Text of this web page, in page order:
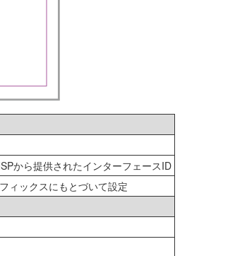
から提供されたインターフェースID
ィックスにもとづいて設定